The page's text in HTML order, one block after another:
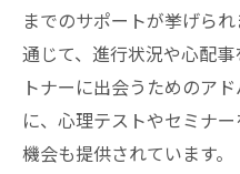
ント
地元に密着した
オンライン相談
北海道の地域特
アフターサポー
までのサポートが挙げら
通じて、進行状況や心配
トナーに出会うためのア
に、心理テストやセミナ
機会も提供されています。